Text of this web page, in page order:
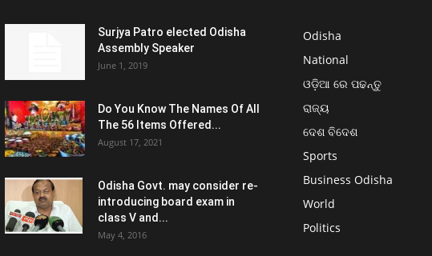
Surjya Patro elected Odisha
Assembly Speaker
June 1, 2019
Do You Know The Names Of All
The 56 Items Offered...
August 17, 2021
Odisha Govt. may consider re-
introducing board exam in
class V and...
May 4, 2016
Odisha
National
ଓଡ଼ିଆ ରେ ପଢନ୍ତୁ
ରାଜ୍ୟ
ଦେଶ ବିଦେଶ
Sports
Business Odisha
World
Politics